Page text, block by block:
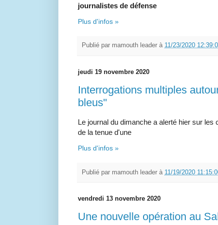
journalistes de défense
Plus d'infos »
Publié par mamouth leader à 11/23/2020
jeudi 19 novembre 2020
Interrogations multiples
bleus"
Le journal du dimanche a alerté hier sur les
de la tenue d'une
Plus d'infos »
Publié par mamouth leader à 11/19/2020
vendredi 13 novembre 2020
Une nouvelle opération au